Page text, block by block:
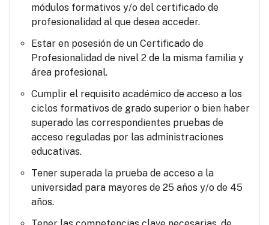
módulos formativos y/o del certificado de
profesionalidad al que desea acceder.
Estar en posesión de un Certificado de
Profesionalidad de nivel 2 de la misma familia y
área profesional.
Cumplir el requisito académico de acceso a los
ciclos formativos de grado superior o bien haber
superado las correspondientes pruebas de
acceso reguladas por las administraciones
educativas.
Tener superada la prueba de acceso a la
universidad para mayores de 25 años y/o de 45
años.